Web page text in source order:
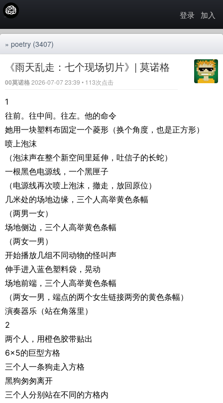
登录 加入
» poetry (3407)
《雨天乱走：七个现场切片》| 莫诺格
00莫诺格2026-07-07 23:39 • 113次点击
1
往前。往中间。往左。他的命令
她用一块塑料布固定一个菱形（换个角度，也是正方形）
喷上泡沫
（泡沫声在整个新空间里延伸，吐信子的长蛇）
一根黑色电源线，一个黑匣子
（电源线再次喷上泡沫，撤走，放回原位）
几米处的场地边缘，三个人高举黄色条幅
（两男一女）
场地侧边，三个人高举黄色条幅
（两女一男）
开始播放几组不同动物的怪叫声
伸手进入蓝色塑料袋，晃动
场地前端，三个人高举黄色条幅
（两女一男，端点的两个女生链接两旁的黄色条幅）
演奏器乐（站在角落里）
2
两个人，用橙色胶带贴出
6×5的巨型方格
三个人一条狗走入方格
黑狗匆匆离开
三个人分别站在不同的方格内